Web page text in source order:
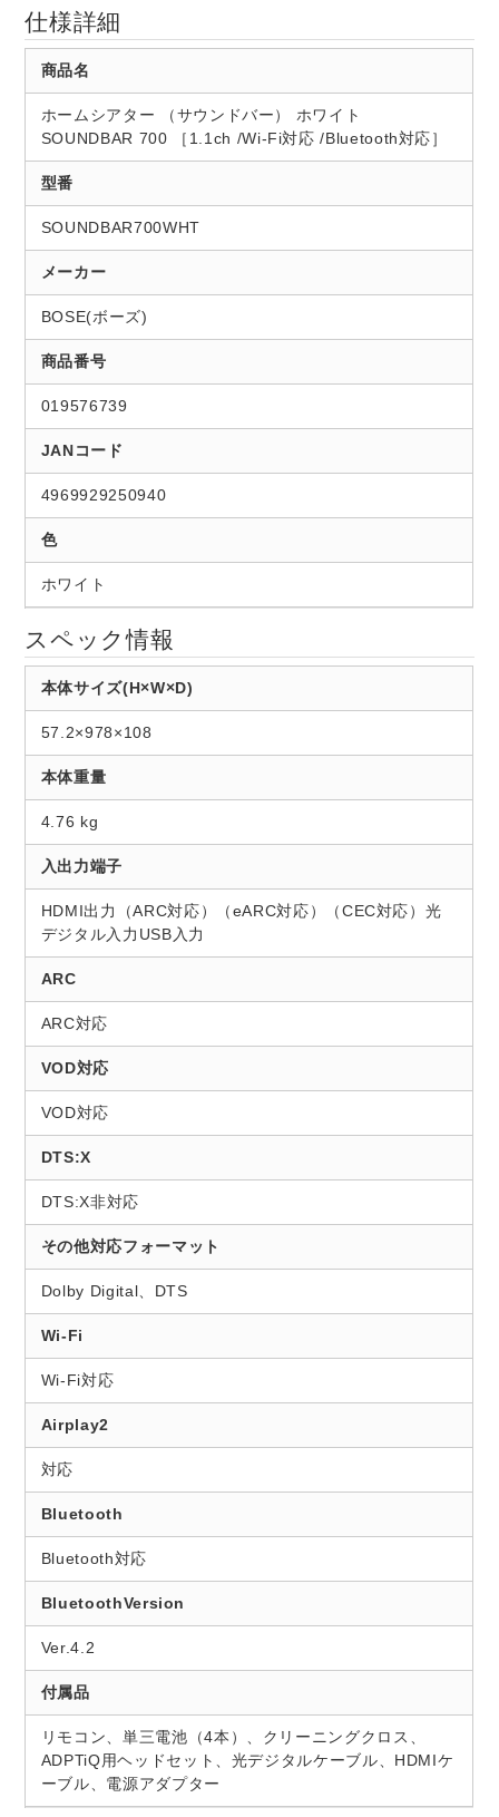
仕様詳細
商品名
ホームシアター （サウンドバー） ホワイト
SOUNDBAR 700 ［1.1ch /Wi-Fi対応 /Bluetooth対応］
型番
SOUNDBAR700WHT
メーカー
BOSE(ボーズ)
商品番号
019576739
JANコード
4969929250940
色
ホワイト
スペック情報
本体サイズ(H×W×D)
57.2×978×108
本体重量
4.76 kg
入出力端子
HDMI出力（ARC対応）（eARC対応）（CEC対応）光
デジタル入力USB入力
ARC
ARC対応
VOD対応
VOD対応
DTS:X
DTS:X非対応
その他対応フォーマット
Dolby Digital、DTS
Wi-Fi
Wi-Fi対応
Airplay2
対応
Bluetooth
Bluetooth対応
BluetoothVersion
Ver.4.2
付属品
リモコン、単三電池（4本）、クリーニングクロス、
ADPTiQ用ヘッドセット、光デジタルケーブル、HDMIケ
ーブル、電源アダプター